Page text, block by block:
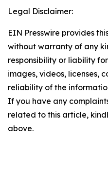
Legal Disclaimer:
EIN Presswire provides
without warranty of any
responsibility or liability
images, videos, licenses,
reliability of the
If you have any
related to this article,
above.